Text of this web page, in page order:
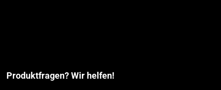
Produktfragen? Wir helfen!